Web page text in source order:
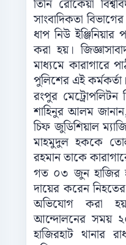
তিনি রোকেয়া
সাংবাদিকতা
ধাপ নিউ
করা হয়।
মাধ্যমে কারাগারে
পুলিশের এই কর্মকর্তা।
রংপুর
শাহিনুর আলম
চিফ জুডিশিয়াল
মাহমুদুল হককে
রহমান তাকে
গত ০৩ জুন হাজির
দায়ের করেন
অভিযোগ করা
আন্দোলনের সময়
হাজিরহাট থানার